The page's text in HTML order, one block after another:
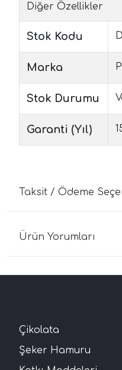
Diğer Özellikler
Stok Kodu
Marka
Stok Durumu
Garanti (Yıl)
Taksit / Ödeme
Ürün Yorumları
Çikolata
Şeker Hamuru